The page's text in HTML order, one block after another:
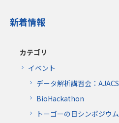
新着情報
カテゴリ
イベント
データ解析講習会：AJACS
BioHackathon
トーゴーの日シンポジウム